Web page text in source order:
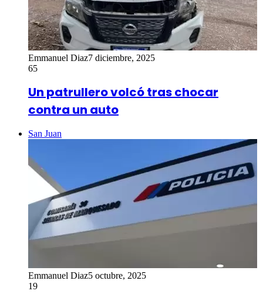
Emmanuel Diaz7 diciembre, 2025
65
Un patrullero volcó tras chocar
contra un auto
San Juan
Emmanuel Diaz5 octubre, 2025
19